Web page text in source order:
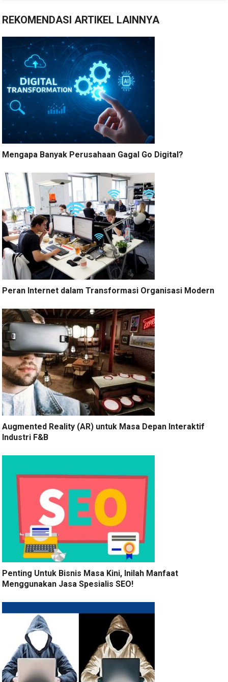
REKOMENDASI ARTIKEL LAINNYA
Mengapa Banyak Perusahaan Gagal Go Digital?
Peran Internet dalam Transformasi Organisasi Modern
Augmented Reality (AR) untuk Masa Depan Interaktif
Industri F&B
Penting Untuk Bisnis Masa Kini, Inilah Manfaat
Menggunakan Jasa Spesialis SEO!